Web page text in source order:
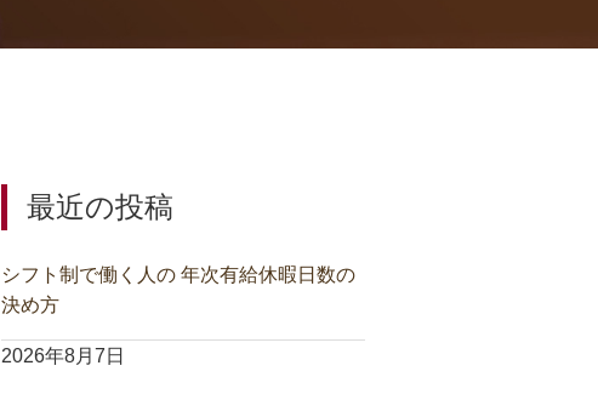
最近の投稿
シフト制で働く人の 年次有給休暇日数の
決め方
2026年8月7日